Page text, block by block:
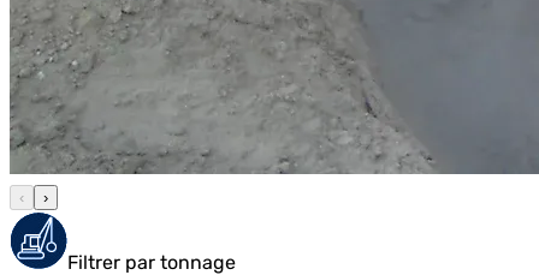
‹ ›
Filtrer par tonnage